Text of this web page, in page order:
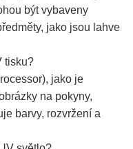
být vybaveny
jako jsou lahve
tisku?
jako je
na pokyny,
barvy, rozvržení a